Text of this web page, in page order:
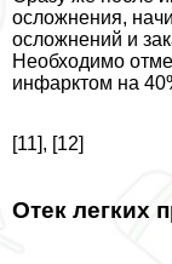
осложнения,
осложнений и
Необходимо
инфарктом на
[11], [12]
Отек легких